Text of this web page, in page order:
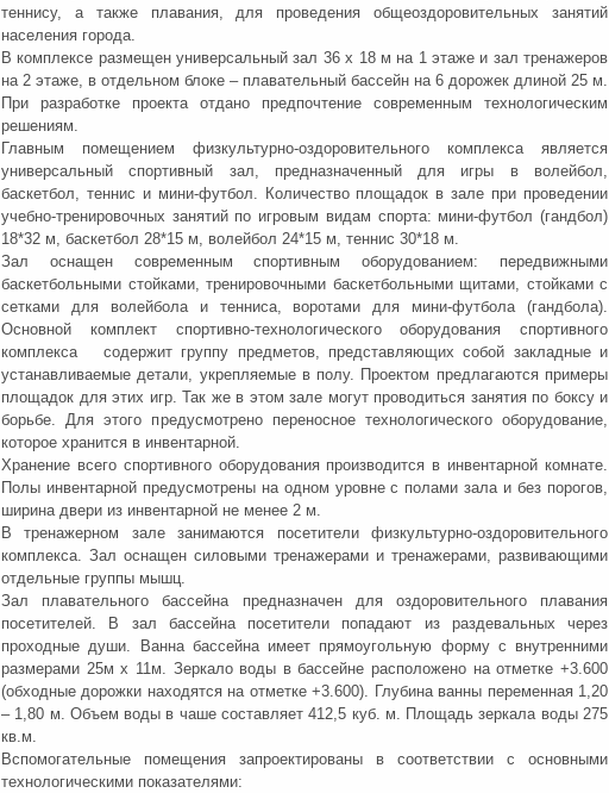
теннису, а также плавания, для проведения общеоздоровительных занятий
населения города.
В комплексе размещен универсальный зал 36 х 18 м на 1 этаже и зал тренажеров
на 2 этаже, в отдельном блоке – плавательный бассейн на 6 дорожек длиной 25 м.
При разработке проекта отдано предпочтение современным технологическим
решениям.
Главным помещением физкультурно-оздоровительного комплекса является
универсальный спортивный зал, предназначенный для игры в волейбол,
баскетбол, теннис и мини-футбол. Количество площадок в зале при проведении
учебно-тренировочных занятий по игровым видам спорта: мини-футбол (гандбол)
18*32 м, баскетбол 28*15 м, волейбол 24*15 м, теннис 30*18 м.
Зал оснащен современным спортивным оборудованием: передвижными
баскетбольными стойками, тренировочными баскетбольными щитами, стойками с
сетками для волейбола и тенниса, воротами для мини-футбола (гандбола).
Основной комплект спортивно-технологического оборудования спортивного
комплекса содержит группу предметов, представляющих собой закладные и
устанавливаемые детали, укрепляемые в полу. Проектом предлагаются примеры
площадок для этих игр. Так же в этом зале могут проводиться занятия по боксу и
борьбе. Для этого предусмотрено переносное технологического оборудование,
которое хранится в инвентарной.
Хранение всего спортивного оборудования производится в инвентарной комнате.
Полы инвентарной предусмотрены на одном уровне с полами зала и без порогов,
ширина двери из инвентарной не менее 2 м.
В тренажерном зале занимаются посетители физкультурно-оздоровительного
комплекса. Зал оснащен силовыми тренажерами и тренажерами, развивающими
отдельные группы мышц.
Зал плавательного бассейна предназначен для оздоровительного плавания
посетителей. В зал бассейна посетители попадают из раздевальных через
проходные души. Ванна бассейна имеет прямоугольную форму с внутренними
размерами 25м х 11м. Зеркало воды в бассейне расположено на отметке +3.600
(обходные дорожки находятся на отметке +3.600). Глубина ванны переменная 1,20
– 1,80 м. Объем воды в чаше составляет 412,5 куб. м. Площадь зеркала воды 275
кв.м.
Вспомогательные помещения запроектированы в соответствии с основными
технологическими показателями: